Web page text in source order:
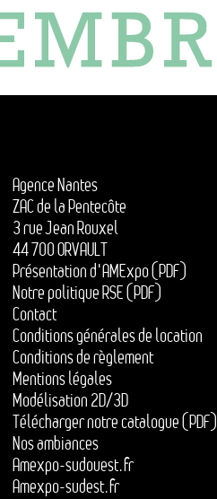
Agence Nantes
ZAC de la Pentecôte
3 rue Jean Rouxel
44 700 ORVAULT
Présentation d'AMExpo (PDF)
Notre politique RSE (PDF)
Contact
Conditions générales de location
Conditions de règlement
Mentions légales
Modélisation 2D/3D
Télécharger notre catalogue (PDF)
Nos ambiances
Amexpo-sudouest.fr
Amexpo-sudest.fr